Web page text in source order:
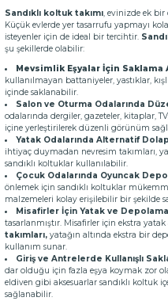
Sandıklı koltuk takımı, evinizde ek bir
Küçük evlerde yer tasarrufu yapmayı
isteyenler için de ideal bir tercihtir.
şu şekillerde olabilir:
Mevsimlik Eşyalar İçin Saklama
kullanılmayan battaniyeler, yastıklar,
içinde saklanabilir.
Salon ve Oturma Odalarında
odalarında dergiler, gazeteler, kitaplar,
içine yerleştirilerek düzenli görünüm
Yatak Odalarında Alternatif
ihtiyaç duymadan nevresim takımları,
sandıklı koltuklar kullanılabilir.
Çocuk Odalarında Oyuncak
önlemek için sandıklı koltuklar
malzemeleri kolay erişilebilir bir şekilde
Misafirler İçin Yatak ve Depolama
tasarlanmıştır. Misafirler için ekstra yatak
takımları, yatağın altında ekstra bir
kullanım sunar.
Giriş ve Antrelerde Kullanışlı
dar olduğu için fazla eşya koymak zor
eldiven gibi aksesuarlar sandıklı koltuk
sağlanabilir.